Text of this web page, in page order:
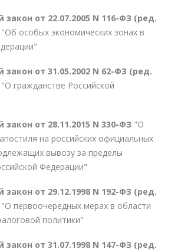
от 22.07.2005 N 116-ФЗ (ред.
"Об особых экономических зонах в
от 31.05.2002 N 62-ФЗ (ред.
"О гражданстве Российской
от 28.11.2015 N 330-ФЗ "О
на российских официальных
вывозу за пределы
Федерации"
от 29.12.1998 N 192-ФЗ (ред.
"О первоочередных мерах в области
политики"
от 31.07.1998 N 147-ФЗ (ред.